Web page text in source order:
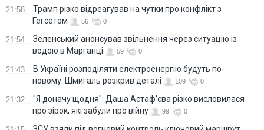
21:58
Трамп різко відреагував на чутки про конфлікт з
Гегсетом
56 0
21:54
Зеленський анонсував звільнення через ситуацію із
водою в Марганці
59 0
21:43
В Україні розподіляти електроенергію будуть по-
новому: Шмигаль розкрив деталі
109 0
21:32
"Я доначу щодня": Даша Астаф'єва різко висловилася
про зірок, які забули про війну
99 0